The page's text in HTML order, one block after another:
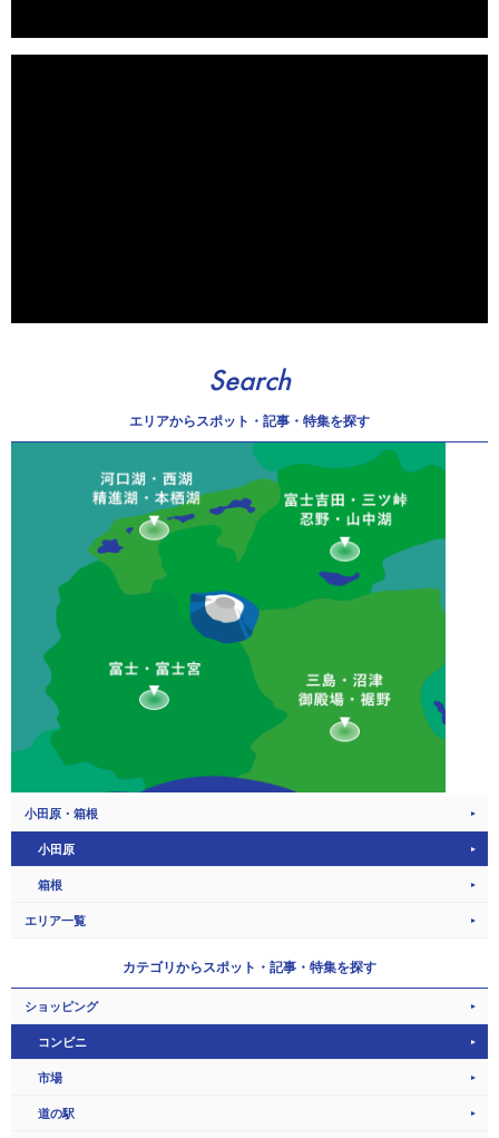
Search
エリアからスポット・記事・特集を探す
小田原・箱根
小田原
箱根
エリア一覧
カテゴリからスポット・記事・特集を探す
ショッピング
コンビニ
市場
道の駅